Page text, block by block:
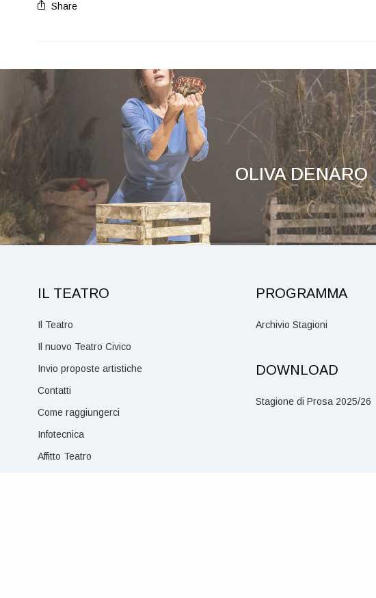
Share
OLIVA DENARO
IL TEATRO
Il Teatro
Il nuovo Teatro Civico
Invio proposte artistiche
Contatti
Come raggiungerci
Infotecnica
Affitto Teatro
PROGRAMMA
Archivio Stagioni
DOWNLOAD
Stagione di Prosa 2025/26